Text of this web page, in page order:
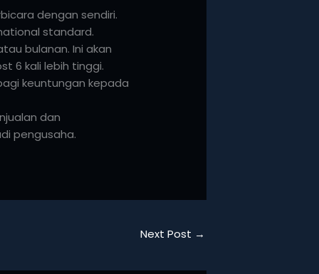
dengan sendiri.
standard.
bulanan. Ini akan
6 kali lebih tinggi.
keuntungan kepada
dan
pengusaha.
Next Post →